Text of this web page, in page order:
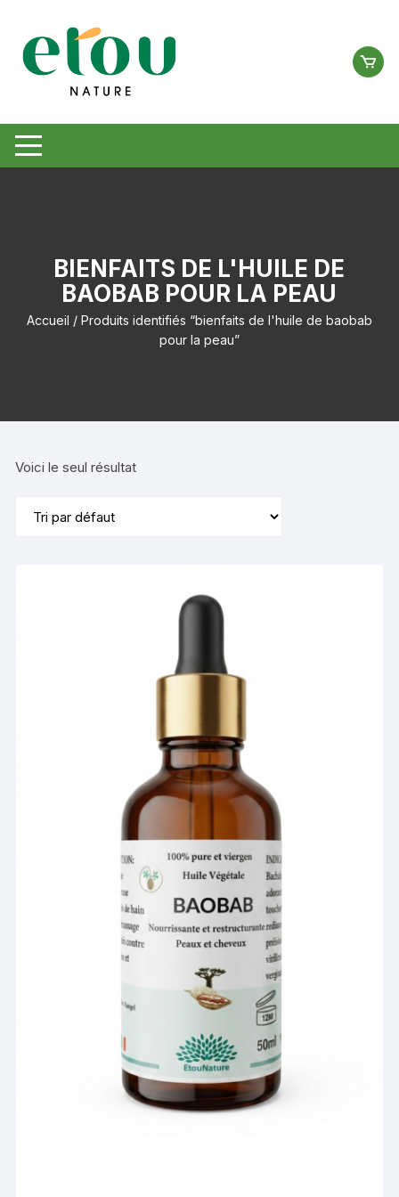
contenu
BIENFAITS DE L'HUILE DE
BAOBAB POUR LA PEAU
Accueil / Produits identifiés “bienfaits de l'huile de baobab
pour la peau”
Voici le seul résultat